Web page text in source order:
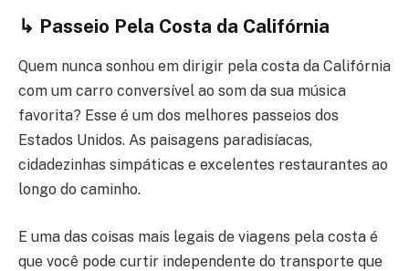
↳ Passeio Pela Costa da Califórnia
Quem nunca sonhou em dirigir pela costa da Califórnia
com um carro conversível ao som da sua música
favorita? Esse é um dos melhores passeios dos
Estados Unidos. As paisagens paradisíacas,
cidadezinhas simpáticas e excelentes restaurantes ao
longo do caminho.
E uma das coisas mais legais de viagens pela costa é
que você pode curtir independente do transporte que